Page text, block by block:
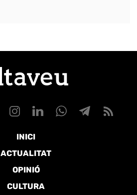
INICI
ACTUALITAT
OPINIÓ
CULTURA